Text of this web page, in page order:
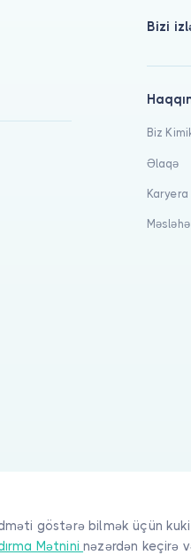
göstərə bilmək üçün
Mətnininəzərdən keçirə
Bizi
Biz
Əlaqə
Karyera